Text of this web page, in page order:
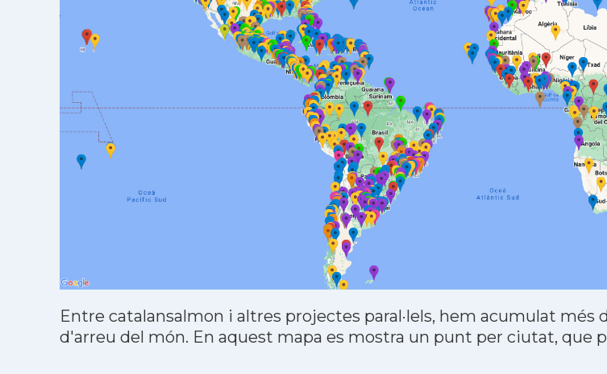
Entre catalansalmon i altres projectes paral·lels, hem acumulat
d'arreu del món. En aquest mapa es mostra un punt per ciutat, que